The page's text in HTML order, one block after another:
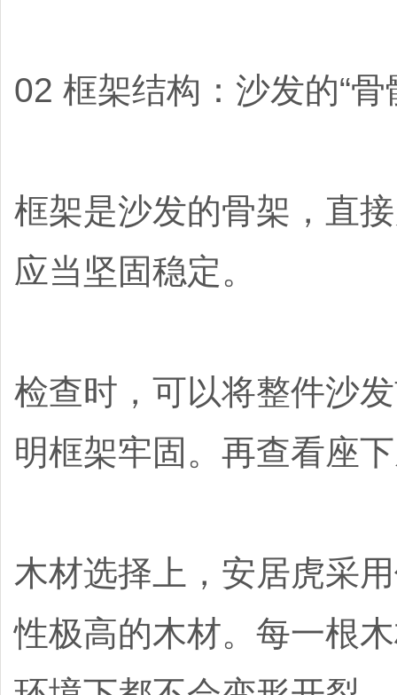
02 框架结构：沙发的“骨
框架是沙发的骨架，直
应当坚固稳定。
检查时，可以将整件沙
明框架牢固。再查看座
木材选择上，安居虎采
性极高的木材。每一根